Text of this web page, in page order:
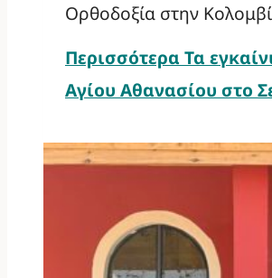
Ορθοδοξία στην
Περισσότερα Τα
Αγίου Αθανασίου στο